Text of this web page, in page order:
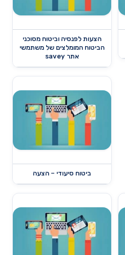
הצעות לפנסיה וביטוח מסוכני
הביטוח המומלצים של משתמשי
אתר savey
ביטוח סיעודי – הצעה